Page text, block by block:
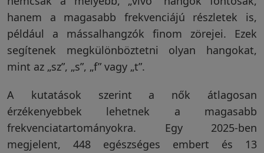
Visszaküldési
politika
Kapcsolatfelvétel
Regisztráció/Belépés
hanem a magasabb frekvenciájú részletek is,
például a mássalhangzók finom zörejei. Ezek
segítenek megkülönböztetni olyan hangokat,
mint az „sz”, „s”, „f” vagy „t”.
A kutatások szerint a nők átlagosan
érzékenyebbek lehetnek a magasabb
frekvenciatartományokra. Egy 2025-ben
megjelent, 448 egészséges embert és 13